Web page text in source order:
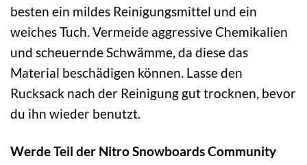
besten ein mildes Reinigungsmittel und ein
weiches Tuch. Vermeide aggressive Chemikalien
und scheuernde Schwämme, da diese das
Material beschädigen können. Lasse den
Rucksack nach der Reinigung gut trocknen, bevor
du ihn wieder benutzt.
Werde Teil der Nitro Snowboards Community